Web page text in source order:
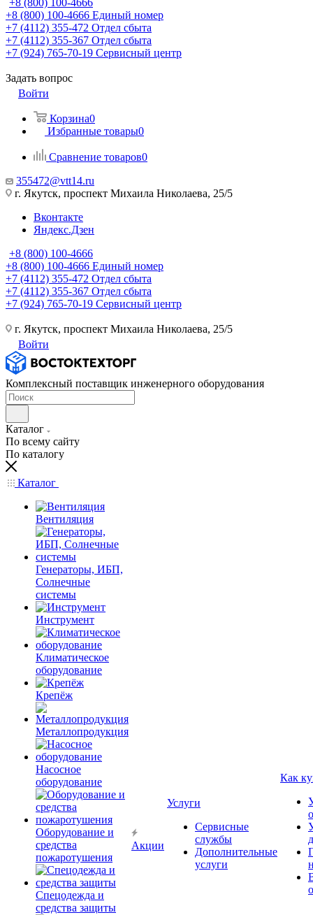
+8 (800) 100-4666
+8 (800) 100-4666 Единый номер
+7 (4112) 355-472 Отдел сбыта
+7 (4112) 355-367 Отдел сбыта
+7 (924) 765-70-19 Сервисный центр
Задать вопрос
Войти
Корзина0
Избранные товары0
Сравнение товаров0
355472@vtt14.ru
г. Якутск, проспект Михаила Николаева, 25/5
Вконтакте
Яндекс.Дзен
+8 (800) 100-4666
+8 (800) 100-4666 Единый номер
+7 (4112) 355-472 Отдел сбыта
+7 (4112) 355-367 Отдел сбыта
+7 (924) 765-70-19 Сервисный центр
г. Якутск, проспект Михаила Николаева, 25/5
Войти
Комплексный поставщик инженерного оборудования
Каталог
По всему сайту
По каталогу
Каталог
Вентиляция
Генераторы, ИБП,
Солнечные
системы
Инструмент
Климатическое
оборудование
Крепёж
Металлопродукция
Насосное
оборудование
Оборудование и
средства
пожаротушения
Спецодежда и
средства защиты
Акции
Услуги
Сервисные
службы
Дополнительные
услуги
Как